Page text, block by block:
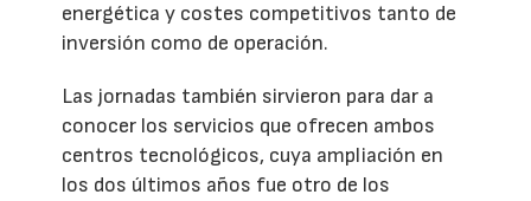
energética y costes competitivos tanto de
inversión como de operación.
Las jornadas también sirvieron para dar a
conocer los servicios que ofrecen ambos
centros tecnológicos, cuya ampliación en
los dos últimos años fue otro de los